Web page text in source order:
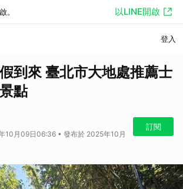
。 以LINE開啟
登入
到來 臺北市大地處推薦士
點
10月09日06:36 • 發布於 2025年10月
訂閱